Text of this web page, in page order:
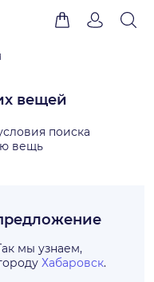
вещей
поиска
вещь
мы узнаем,
Хабаровск.